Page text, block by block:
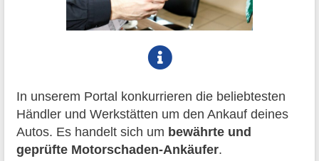
In unserem Portal konkurrieren die beliebtesten
Händler und Werkstätten um den Ankauf deines
Autos. Es handelt sich um bewährte und
geprüfte Motorschaden-Ankäufer.